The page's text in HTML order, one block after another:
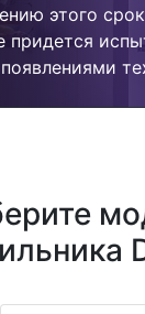
этого
придется